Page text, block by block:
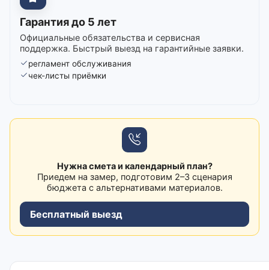
Гарантия до 5 лет
Официальные обязательства и сервисная
поддержка. Быстрый выезд на гарантийные заявки.
регламент обслуживания
чек-листы приёмки
Нужна смета и календарный план?
Приедем на замер, подготовим 2–3 сценария
бюджета с альтернативами материалов.
Бесплатный выезд